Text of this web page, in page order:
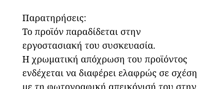
Παρατηρήσεις:
Το προϊόν παραδίδεται στην
εργοστασιακή του συσκευασία.
Η χρωματική απόχρωση του προϊόντος
ενδέχεται να διαφέρει ελαφρώς σε σχέση
με τη φωτογραφική απεικόνισή του στην